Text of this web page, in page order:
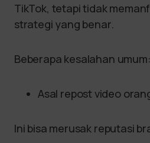
TikTok, tetapi tidak
strategi yang benar.
Beberapa kesalahan umum:
Asal repost video
Ini bisa merusak reputasi